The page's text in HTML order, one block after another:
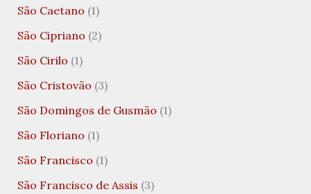
São Caetano (1)
São Cipriano (2)
São Cirilo (1)
São Cristovão (3)
São Domingos de Gusmão (1)
São Floriano (1)
São Francisco (1)
São Francisco de Assis (3)